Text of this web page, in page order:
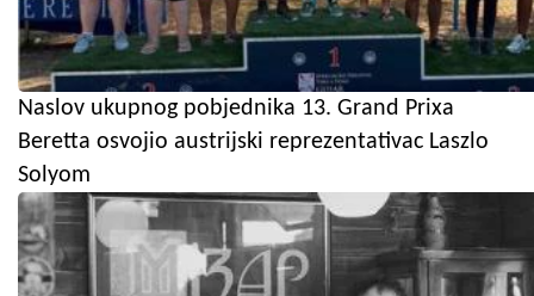
Naslov ukupnog pobjednika 13. Grand Prixa
Beretta osvojio austrijski reprezentativac Laszlo
Solyom